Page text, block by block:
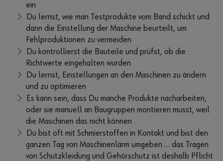
ein
Du lernst, wie man Testprodukte vom Band schickt und
dann die Einstellung der Maschine beurteilt, um
Fehlproduktionen zu vermeiden
Du kontrollierst die Bauteile und prüfst, ob die
Richtwerte eingehalten wurden
Du lernst, Einstellungen an den Maschinen zu ändern
und zu optimieren
Es kann sein, dass Du manche Produkte nacharbeiten,
oder sie manuell an Baugruppen montieren musst, weil
die Maschinen das nicht können
Du bist oft mit Schmierstoffen in Kontakt und bist den
ganzen Tag von Maschinenlärm umgeben … das Tragen
von Schutzkleidung und Gehörschutz ist deshalb Pflicht